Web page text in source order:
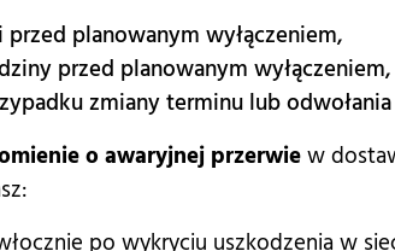
przed planowanym wyłączeniem,
przed planowanym wyłączeniem,
zmiany terminu lub odwołania
o awaryjnej przerwiew
po wykryciu uszkodzenia w